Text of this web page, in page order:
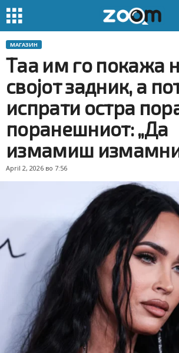
МАГАЗИН
Таа им го покажа
својот задник, а
испрати остра
поранешниот: „Да
измамиш
April 2, 2026 во 7:56